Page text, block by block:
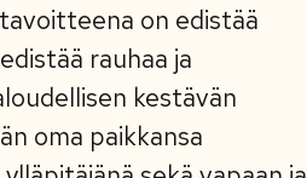
on edistää
rauhaa ja
kestävän
oma paikkansa